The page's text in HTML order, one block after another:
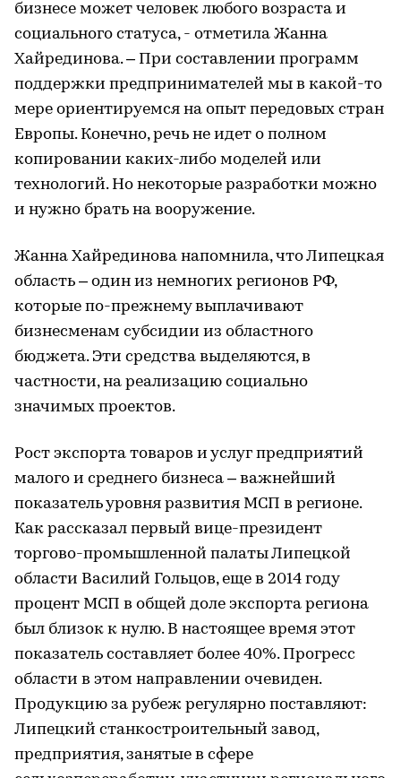
бизнесе может человек любого возраста и
социального статуса, - отметила Жанна
Хайрединова. – При составлении программ
поддержки предпринимателей мы в какой-то
мере ориентируемся на опыт передовых стран
Европы. Конечно, речь не идет о полном
копировании каких-либо моделей или
технологий. Но некоторые разработки можно
и нужно брать на вооружение.
Жанна Хайрединова напомнила, что Липецкая
область – один из немногих регионов РФ,
которые по-прежнему выплачивают
бизнесменам субсидии из областного
бюджета. Эти средства выделяются, в
частности, на реализацию социально
значимых проектов.
Рост экспорта товаров и услуг предприятий
малого и среднего бизнеса – важнейший
показатель уровня развития МСП в регионе.
Как рассказал первый вице-президент
торгово-промышленной палаты Липецкой
области Василий Гольцов, еще в 2014 году
процент МСП в общей доле экспорта региона
был близок к нулю. В настоящее время этот
показатель составляет более 40%. Прогресс
области в этом направлении очевиден.
Продукцию за рубеж регулярно поставляют:
Липецкий станкостроительный завод,
предприятия, занятые в сфере